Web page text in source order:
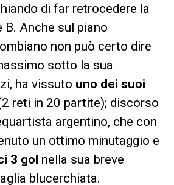
di far retrocedere la
B. Anche sul piano
non può certo dire
sotto la sua
ha vissuto uno dei suoi
reti in 20 partite); discorso
argentino, che con
un ottimo minutaggio e
3 gol nella sua breve
blucerchiata.